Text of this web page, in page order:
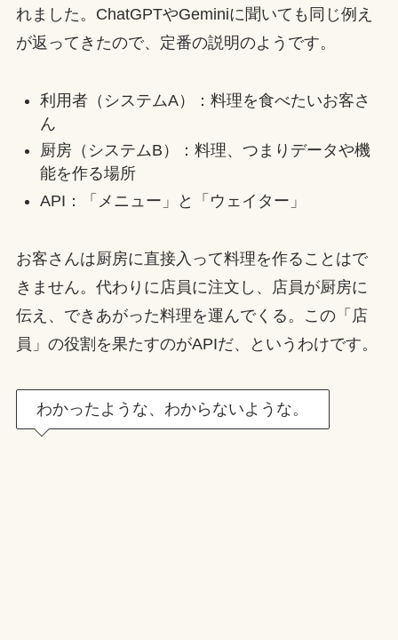
れました。ChatGPTやGeminiに聞いても同じ例え
が返ってきたので、定番の説明のようです。
利用者（システムA）：料理を食べたいお客さ
ん
厨房（システムB）：料理、つまりデータや機
能を作る場所
API：「メニュー」と「ウェイター」
お客さんは厨房に直接入って料理を作ることはで
きません。代わりに店員に注文し、店員が厨房に
伝え、できあがった料理を運んでくる。この「店
員」の役割を果たすのがAPIだ、というわけです。
わかったような、わからないような。